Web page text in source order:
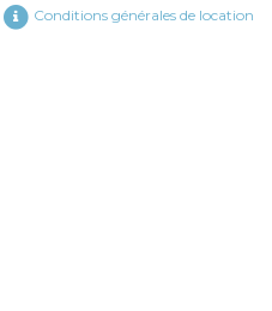
Conditions générales de location